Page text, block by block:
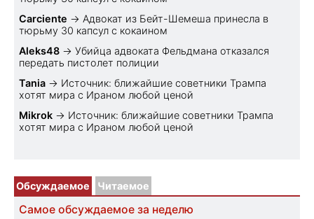
Carciente → Адвокат из Бейт-Шемеша принесла в
тюрьму 30 капсул с кокаином
Aleks48 → Убийца адвоката Фельдмана отказался
передать пистолет полиции
Tania → Источник: ближайшие советники Трампа
хотят мира с Ираном любой ценой
Mikrok → Источник: ближайшие советники Трампа
хотят мира с Ираном любой ценой
Обсуждаемое Читаемое
Самое обсуждаемое за неделю